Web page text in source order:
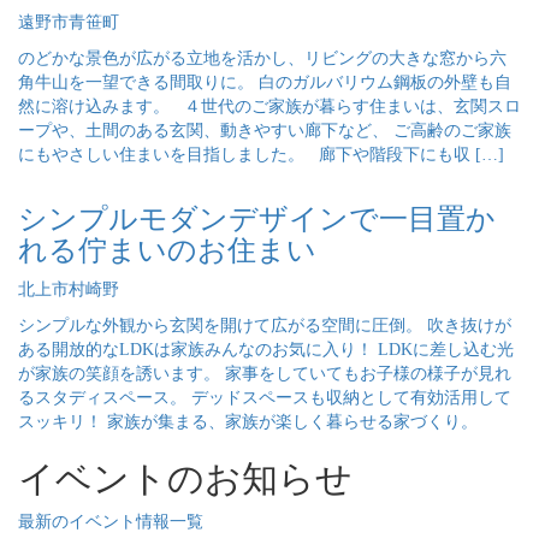
遠野市青笹町
のどかな景色が広がる立地を活かし、リビングの大きな窓から六
角牛山を一望できる間取りに。 白のガルバリウム鋼板の外壁も自
然に溶け込みます。 ４世代のご家族が暮らす住まいは、玄関スロ
ープや、土間のある玄関、動きやすい廊下など、 ご高齢のご家族
にもやさしい住まいを目指しました。 廊下や階段下にも収 […]
シンプルモダンデザインで一目置か
れる佇まいのお住まい
北上市村崎野
シンプルな外観から玄関を開けて広がる空間に圧倒。 吹き抜けが
ある開放的なLDKは家族みんなのお気に入り！ LDKに差し込む光
が家族の笑顔を誘います。 家事をしていてもお子様の様子が見れ
るスタディスペース。 デッドスペースも収納として有効活用して
スッキリ！ 家族が集まる、家族が楽しく暮らせる家づくり。
イベントのお知らせ
最新のイベント情報一覧